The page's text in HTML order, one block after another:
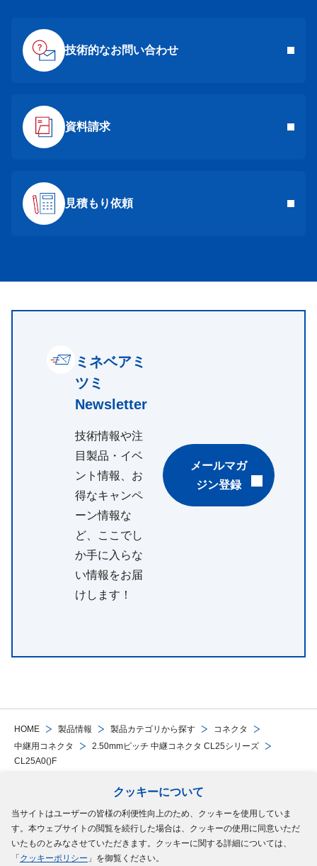
クッキーについて
当サイトはユーザーの皆様の利便性向上のため、クッキーを使用していま
す。本ウェブサイトの閲覧を続行した場合は、クッキーの使用に同意いただ
いたものとみなさせていただきます。クッキーに関する詳細については、
「 クッキーポリシー 」を御覧ください。
HOME 製品情報 製品カテゴリから探す
コネクタ
中継用コネクタ
2.50mmピッチ 中継コネクタ CL25シリーズ
CL25A0()F
技術的なお問い合わせ
資料請求
見積もり依頼
ミネベアミ
ツミ
Newsletter
技術情報や注
目製品・イベ
ント情報、お
得なキャンペ
ーン情報な
ど、ここでし
か手に入らな
い情報をお届
けします！
メールマガ
ジン登録
サイトマップご利用規約個人情報の保護についてクッキーポリシー
ソーシャルメディアポリシー